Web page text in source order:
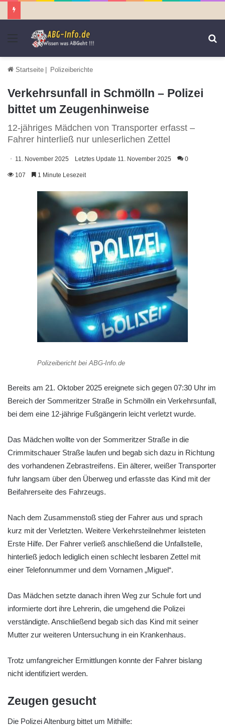
Menü
Startseite | Polizeiberichte
Verkehrsunfall in Schmölln – Polizei
bittet um Zeugenhinweise
12-jähriges Mädchen von Transporter erfasst –
Fahrer hinterließ nur unleserlichen Zettel
11. November 2025 Letztes Update 11. November 2025 0
107 1 Minute Lesezeit
Polizeibericht bei ABG-Info.de
Bereits am 21. Oktober 2025 ereignete sich gegen 07:30 Uhr im
Bereich der Sommeritzer Straße in Schmölln ein Verkehrsunfall,
bei dem eine 12-jährige Fußgängerin leicht verletzt wurde.
Das Mädchen wollte von der Sommeritzer Straße in die
Crimmitschauer Straße laufen und begab sich dazu in Richtung
des vorhandenen Zebrastreifens. Ein älterer, weißer Transporter
fuhr langsam über den Überweg und erfasste das Kind mit der
Beifahrerseite des Fahrzeugs.
Nach dem Zusammenstoß stieg der Fahrer aus und sprach
kurz mit der Verletzten. Weitere Verkehrsteilnehmer leisteten
Erste Hilfe. Der Fahrer verließ anschließend die Unfallstelle,
hinterließ jedoch lediglich einen schlecht lesbaren Zettel mit
einer Telefonnummer und dem Vornamen „Miguel“.
Das Mädchen setzte danach ihren Weg zur Schule fort und
informierte dort ihre Lehrerin, die umgehend die Polizei
verständigte. Anschließend begab sich das Kind mit seiner
Mutter zur weiteren Untersuchung in ein Krankenhaus.
Trotz umfangreicher Ermittlungen konnte der Fahrer bislang
nicht identifiziert werden.
Zeugen gesucht
Die Polizei Altenburg bittet um Mithilfe: